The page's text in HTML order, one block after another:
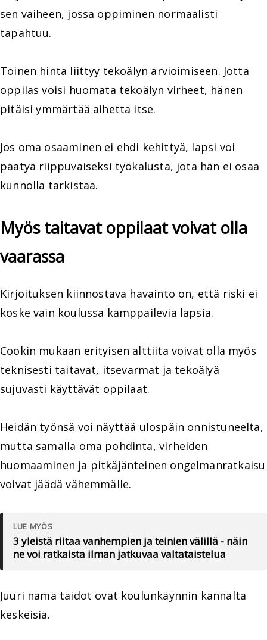
sen vaiheen, jossa oppiminen normaalisti
tapahtuu.
Toinen hinta liittyy tekoälyn arvioimiseen. Jotta
oppilas voisi huomata tekoälyn virheet, hänen
pitäisi ymmärtää aihetta itse.
Jos oma osaaminen ei ehdi kehittyä, lapsi voi
päätyä riippuvaiseksi työkalusta, jota hän ei osaa
kunnolla tarkistaa.
Myös taitavat oppilaat voivat olla
vaarassa
Kirjoituksen kiinnostava havainto on, että riski ei
koske vain koulussa kamppailevia lapsia.
Cookin mukaan erityisen alttiita voivat olla myös
teknisesti taitavat, itsevarmat ja tekoälyä
sujuvasti käyttävät oppilaat.
Heidän työnsä voi näyttää ulospäin onnistuneelta,
mutta samalla oma pohdinta, virheiden
huomaaminen ja pitkäjänteinen ongelmanratkaisu
voivat jäädä vähemmälle.
LUE MYÖS
3 yleistä riitaa vanhempien ja teinien välillä - näin
ne voi ratkaista ilman jatkuvaa valtataistelua
Juuri nämä taidot ovat koulunkäynnin kannalta
keskeisiä.